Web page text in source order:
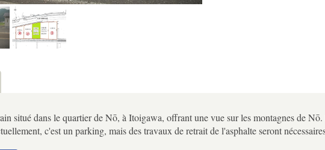
situé dans le quartier de Nō, à Itoigawa, offrant une vue sur les montagnes de
c'est un parking, mais des travaux de retrait de l'asphalte seront